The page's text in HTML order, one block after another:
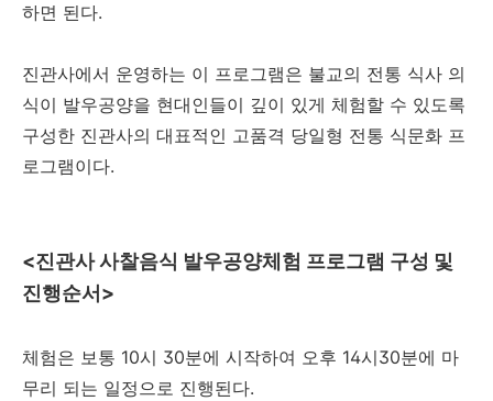
하면 된다.
진관사에서 운영하는 이 프로그램은 불교의 전통 식사 의
식이 발우공양을 현대인들이 깊이 있게 체험할 수 있도록
구성한 진관사의 대표적인 고품격 당일형 전통 식문화 프
로그램이다.
<진관사 사찰음식 발우공양체험 프로그램 구성 및
진행순서>
체험은 보통 10시 30분에 시작하여 오후 14시30분에 마
무리 되는 일정으로 진행된다.